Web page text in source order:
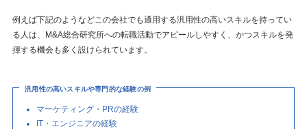
例えば下記のようなどこの会社でも通用する汎用性の高いスキルを持ってい
る人は、M&A総合研究所への転職活動でアピールしやすく、かつスキルを発
揮する機会も多く設けられています。
汎用性の高いスキルや専門的な経験の例
マーケティング・PRの経験
IT・エンジニアの経験